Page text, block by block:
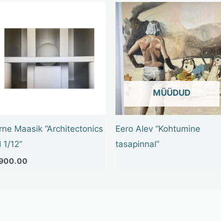
Maasik “Architectonics
1/12”
OUT OF STOCK
Eero Alev “Kohtumine
tasapinnal”